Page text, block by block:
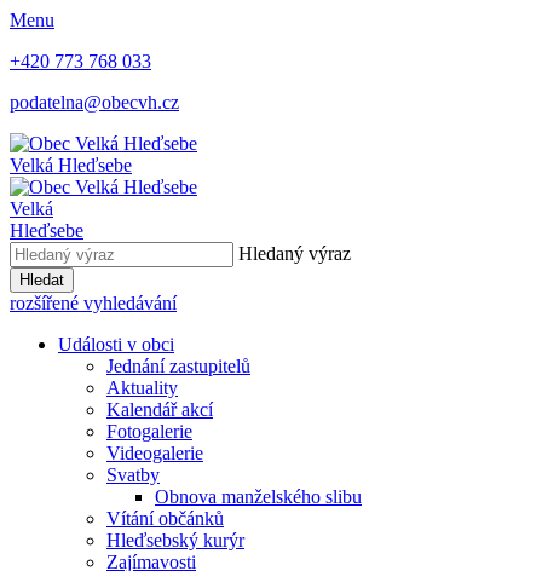
Menu
+420 773 768 033
podatelna@obecvh.cz
Velká Hleďsebe
Velká
Hleďsebe
Hledaný výraz
Hledat
rozšířené vyhledávání
Události v obci
Jednání zastupitelů
Aktuality
Kalendář akcí
Fotogalerie
Videogalerie
Svatby
Obnova manželského slibu
Vítání občánků
Hleďsebský kurýr
Zajímavosti